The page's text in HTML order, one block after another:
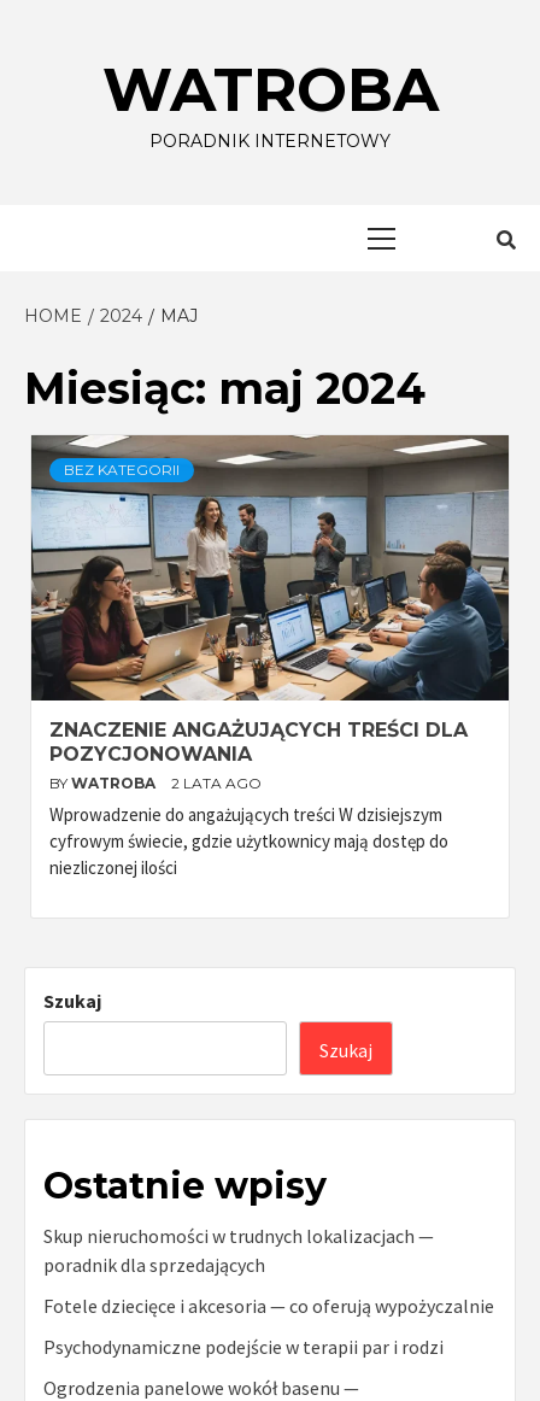
WATROBA
PORADNIK INTERNETOWY
HOME 2024 MAJ
Miesiąc: maj 2024
BEZ KATEGORII
ZNACZENIE ANGAŻUJĄCYCH TREŚCI DLA
POZYCJONOWANIA
BY WATROBA 2 LATA AGO
Wprowadzenie do angażujących treści W dzisiejszym
cyfrowym świecie, gdzie użytkownicy mają dostęp do
niezliczonej ilości
Szukaj
Szukaj
Ostatnie wpisy
Skup nieruchomości w trudnych lokalizacjach —
poradnik dla sprzedających
Fotele dziecięce i akcesoria — co oferują wypożyczalnie
Psychodynamiczne podejście w terapii par i rodzi
Ogrodzenia panelowe wokół basenu —